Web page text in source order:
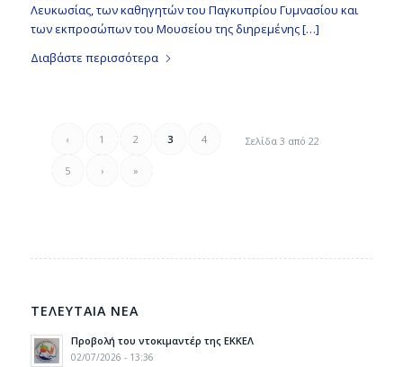
Λευκωσίας, των καθηγητών του Παγκυπρίου Γυμνασίου και
των εκπροσώπων του Μουσείου της διηρεμένης […]
Διαβάστε περισσότερα
Σελίδα 3 από 22
‹ 1 2 3 4
5 › »
ΤΕΛΕΥΤΑΙΑ ΝΕΑ
Προβολή του ντοκιμαντέρ της ΕΚΚΕΛ
02/07/2026 - 13:36